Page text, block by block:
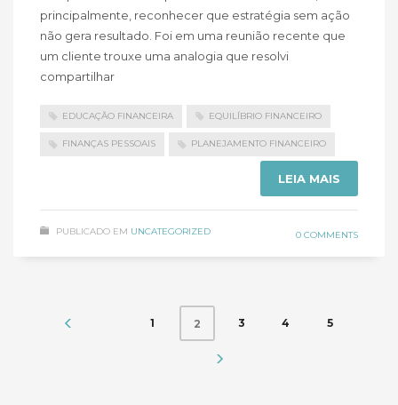
principalmente, reconhecer que estratégia sem ação
não gera resultado. Foi em uma reunião recente que
um cliente trouxe uma analogia que resolvi
compartilhar
EDUCAÇÃO FINANCEIRA EQUILÍBRIO FINANCEIRO
FINANÇAS PESSOAIS PLANEJAMENTO FINANCEIRO
LEIA MAIS
PUBLICADO EM UNCATEGORIZED 0 COMMENTS
1 2 3 4 5